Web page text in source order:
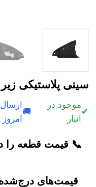
سینی پلاستیکی زیر
✔
موجود در
انبار
🚚
امروز
📞 قیمت قطعه را
قیمت‌های